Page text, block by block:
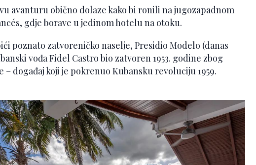
avanturu obično dolaze kako bi ronili na jugozapadnom
gdje borave u jedinom hotelu na otoku.
poznato zatvoreničko naselje, Presidio Modelo (danas
vođa Fidel Castro bio zatvoren 1953. godine zbog
– događaj koji je pokrenuo Kubansku revoluciju 1959.